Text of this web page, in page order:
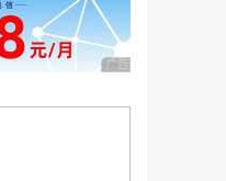
广告 商业广告，理性